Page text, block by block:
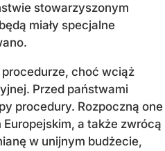
stowarzyszonym
miały specjalne
choć wciąż
Przed państwami
procedury. Rozpoczną one
a także zwrócą
w unijnym budżecie,